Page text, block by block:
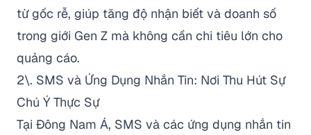
từ gốc rễ, giúp tăng độ nhận biết và doanh số
trong giới Gen Z mà không cần chi tiêu lớn cho
quảng cáo.
2\. SMS và Ứng Dụng Nhắn Tin: Nơi Thu Hút Sự
Chú Ý Thực Sự
Tại Đông Nam Á, SMS và các ứng dụng nhắn tin